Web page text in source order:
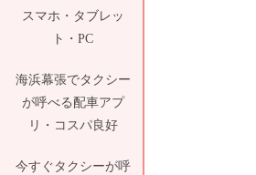
スマホ・タブレッ
ト・PC
海浜幕張でタクシー
が呼べる配車アプ
リ・コスパ良好
今すぐタクシーが呼